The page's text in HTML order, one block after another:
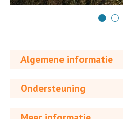
Algemene informatie
Ondersteuning